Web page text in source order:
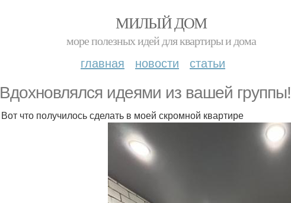
МИЛЫЙ ДОМ
море полезных идей для квартиры и дома
главная новости статьи
Вдохновлялся идеями из вашей группы!
Вот что получилось сделать в моей скромной квартире